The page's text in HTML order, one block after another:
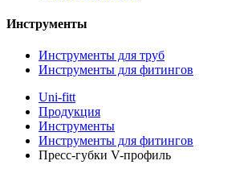
Инструменты
Инструменты для труб
Инструменты для фитингов
Uni-fitt
Продукция
Инструменты
Инструменты для фитингов
Пресс-губки V-профиль